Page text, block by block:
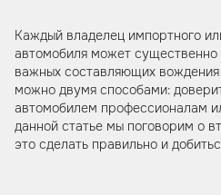
Каждый владелец импортного
автомобиля может
важных составляющих
можно двумя способами:
автомобилем профессионалам
данной статье мы поговорим о
это сделать правильно и